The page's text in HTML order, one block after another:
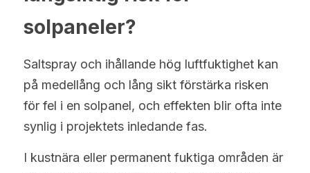
solpaneler?
Saltspray och ihållande hög luftfuktighet kan
på medellång och lång sikt förstärka risken
för fel i en solpanel, och effekten blir ofta inte
synlig i projektets inledande fas.
I kustnära eller permanent fuktiga områden är